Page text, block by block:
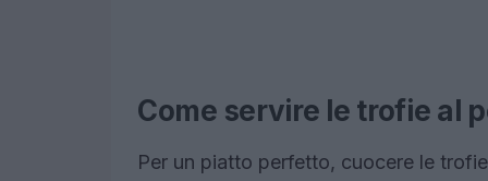
Come servire le trofie al
Per un piatto perfetto, cuocere le